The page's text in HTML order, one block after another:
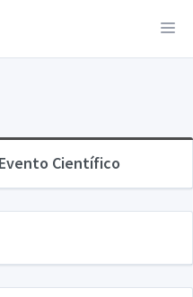
Científico